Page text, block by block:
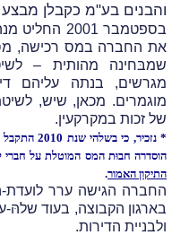
והבנים בע"מ כקבלן מבצע
בספטמבר
את החברה במס רכישה,
שמבּחינה מהותית –
מגרשים, בנתה עליהם
מוגמרים. מכאן, שיש,
של זכות במקרקעין.
* נזכיר, כי
הוסדרה חבוּת המס המוטלת על חברי
התיקון האמור.
החברה הגישה ערר
בארגון הקבוצה, בעוד
ולבניית הדירות.